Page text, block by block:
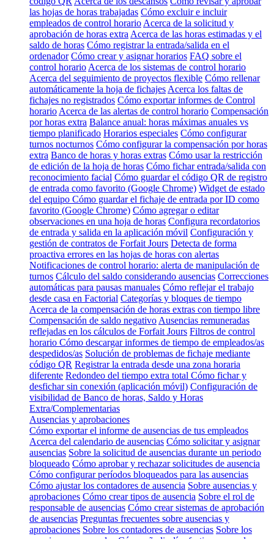
las hojas de horas trabajadas Cómo excluir e incluir
empleados de control horario Acerca de la solicitud y
aprobación de horas extra Acerca de las horas estimadas y el
saldo de horas Cómo registrar la entrada/salida en el
ordenador Cómo crear y asignar horarios FAQ sobre el
control horario Acerca de los sistemas de control horario
Acerca del seguimiento de proyectos flexible Cómo rellenar
automáticamente la hoja de fichajes Acerca los faltas de
fichajes no registrados Cómo exportar informes de Control
horario Acerca de las alertas de control horario Compensación
por horas extra Balance anual: horas máximas anuales vs
tiempo planificado Horarios especiales Cómo configurar
turnos nocturnos Cómo configurar la compensación por horas
extra Banco de horas y horas extras Cómo usar la restricción
de edición de la hoja de horas Cómo fichar entrada/salida con
reconocimiento facial Cómo guardar el código QR de registro
de entrada como favorito (Google Chrome) Widget de estado
del equipo Cómo guardar el fichaje de entrada por ID como
favorito (Google Chrome) Cómo agregar o editar
observaciones en una hoja de horas Configura recordatorios
de entrada y salida en la aplicación móvil Configuración y
gestión de contratos de Forfait Jours Detecta de forma
proactiva errores en las hojas de horas con alertas
Notificaciones de control horario: alerta de manipulación de
turnos Cálculo del saldo considerando ausencias Correcciones
automáticas para pausas manuales Cómo reflejar el trabajo
desde casa en Factorial Categorías y bloques de tiempo
Acerca de la compensación de horas extras con tiempo libre
Compensación de saldo negativo Ausencias remuneradas
reflejadas en los cálculos de Forfait Jours Filtros de control
horario Cómo descargar informes de tiempo de empleados/as
despedidos/as Solución de problemas de fichaje mediante
código QR Registrar la entrada desde una zona horaria
diferente Redondeo del tiempo extra total Cómo fichar y
desfichar sin conexión (aplicación móvil) Configuración de
visibilidad de Banco de horas, Saldo y Horas
Extra/Complementarias
Ausencias y aprobaciones
Cómo exportar el informe de ausencias de tus empleados
Acerca del calendario de ausencias Cómo solicitar y asignar
ausencias Sobre la solicitud de ausencias durante un periodo
bloqueado Cómo aprobar y rechazar solicitudes de ausencia
Cómo configurar períodos bloqueados para las ausencias
Cómo ajustar los contadores de ausencia Sobre ausencias y
aprobaciones Cómo crear tipos de ausencia Sobre el rol de
responsable de ausencias Cómo crear sistemas de aprobación
de ausencias Preguntas frecuentes sobre ausencias y
aprobaciones Sobre los contadores de ausencias Sobre los